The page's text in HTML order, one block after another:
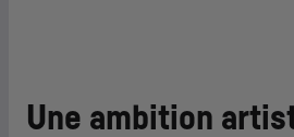
Une ambition